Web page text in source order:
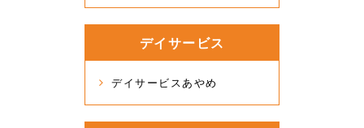
デイサービス
デイサービスあやめ